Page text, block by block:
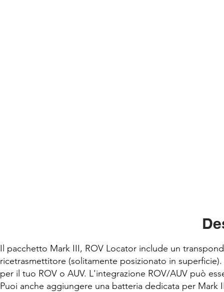
Il pacchetto Mark III, ROV Locator include un
ricetrasmettitore (solitamente posizionato in
per il tuo ROV o AUV. L'integrazione ROV/AUV può
Puoi anche aggiungere una batteria dedicata per